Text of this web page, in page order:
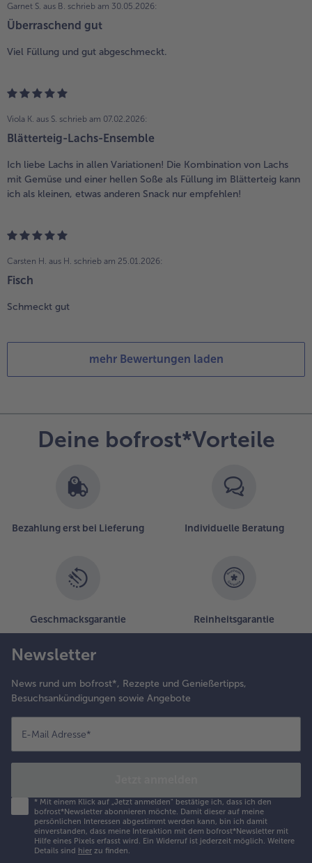
Garnet S. aus B. schrieb am 30.05.2026:
Überraschend gut
Viel Füllung und gut abgeschmeckt.
Viola K. aus S. schrieb am 07.02.2026:
Blätterteig-Lachs-Ensemble
Ich liebe Lachs in allen Variationen! Die Kombination von Lachs
mit Gemüse und einer hellen Soße als Füllung im Blätterteig kann
ich als kleinen, etwas anderen Snack nur empfehlen!
Carsten H. aus H. schrieb am 25.01.2026:
Fisch
Schmeckt gut
mehr Bewertungen laden
Deine bofrost*Vorteile
Bezahlung erst bei Lieferung Individuelle Beratung
Geschmacksgarantie Reinheitsgarantie
Newsletter
News rund um bofrost*, Rezepte und Genießertipps,
Besuchsankündigungen sowie Angebote
E-Mail Adresse*
* Mit einem Klick auf „Jetzt anmelden" bestätige ich, dass ich den
bofrost*Newsletter abonnieren möchte. Damit dieser auf meine
persönlichen Interessen abgestimmt werden kann, bin ich damit
einverstanden, dass meine Interaktion mit dem bofrost*Newsletter mit
Hilfe eines Pixels erfasst wird. Ein Widerruf ist jederzeit möglich. Weitere
Details sind hier zu finden.